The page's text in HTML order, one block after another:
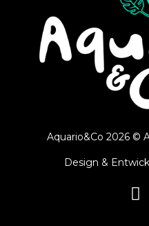
Aquario&Co 2026 ©
Design &